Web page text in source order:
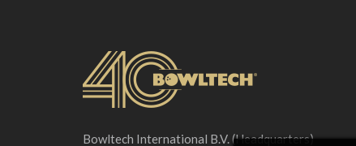
Bowltech International B.V. (Headquarters)